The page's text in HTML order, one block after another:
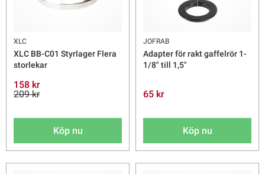
XLC
XLC BB-C01 Styrlager Flera
storlekar
158 kr
209 kr
Köp nu
JOFRAB
Adapter för rakt gaffelrör 1-
1/8" till 1,5"
65 kr
Köp nu